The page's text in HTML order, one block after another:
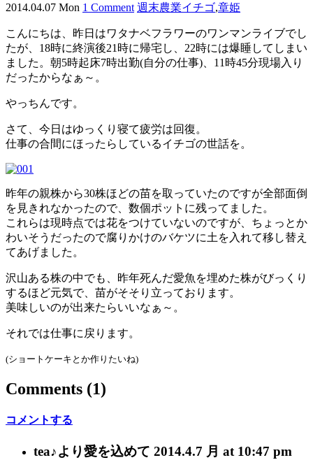
2014.04.07 Mon 1 Comment 週末農業イチゴ,章姫
こんにちは、昨日はワタナベフラワーのワンマンライブでし
たが、18時に終演後21時に帰宅し、22時には爆睡してしまい
ました。朝5時起床7時出勤(自分の仕事)、11時45分現場入り
だったからなぁ～。
やっちんです。
さて、今日はゆっくり寝て疲労は回復。
仕事の合間にほったらしているイチゴの世話を。
昨年の親株から30株ほどの苗を取っていたのですが全部面倒
を見きれなかったので、数個ポットに残ってました。
これらは現時点では花をつけていないのですが、ちょっとか
わいそうだったので腐りかけのバケツに土を入れて移し替え
てあげました。
沢山ある株の中でも、昨年死んだ愛魚を埋めた株がびっくり
するほど元気で、苗がそそり立っております。
美味しいのが出来たらいいなぁ～。
それでは仕事に戻ります。
(ショートケーキとか作りたいね)
Comments (1)
コメントする
tea♪より愛を込めて 2014.4.7 月 at 10:47 pm